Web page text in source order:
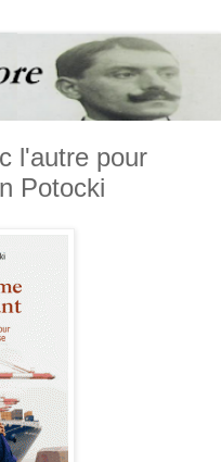
l'autre pour
Potocki